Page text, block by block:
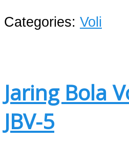
Categories: Voli
Jaring Bola
JBV-5